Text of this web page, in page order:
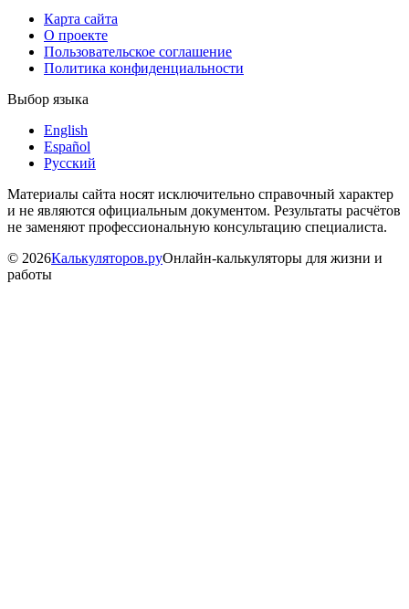
Карта сайта
О проекте
Пользовательское соглашение
Политика конфиденциальности
Выбор языка
English
Español
Русский
Материалы сайта носят исключительно справочный характер
и не являются официальным документом. Результаты расчётов
не заменяют профессиональную консультацию специалиста.
© 2026Калькуляторов.руОнлайн-калькуляторы для жизни и
работы